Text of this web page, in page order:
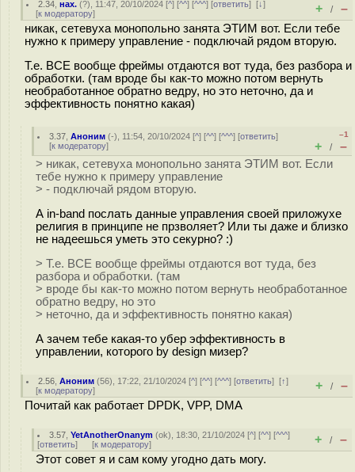
2.34 ,нах. (?), 11:47, 20/10/2024 [^] [^^] [^^^] [ответить][↓]
[к модератору] + / –
никак, сетевуха монопольно занята ЭТИМ вот. Если тебе
нужно к примеру управление - подключай рядом вторую.
Т.е. ВСЕ вообще фреймы отдаются вот туда, без разбора и
обработки. (там вроде бы как-то можно потом вернуть
необработанное обратно ведру, но это неточно, да и
эффективность понятно какая)
3.37 ,Аноним (-), 11:54, 20/10/2024 [^] [^^] [^^^] [ответить]
[к модератору]
–1
+ / –
> никак, сетевуха монопольно занята ЭТИМ вот. Если
тебе нужно к примеру управление
> - подключай рядом вторую.
А in-band послать данные управления своей приложухе
религия в принципе не прзволяет? Или ты даже и близко
не надеешься уметь это секурно? :)
> Т.е. ВСЕ вообще фреймы отдаются вот туда, без
разбора и обработки. (там
> вроде бы как-то можно потом вернуть необработанное
обратно ведру, но это
> неточно, да и эффективность понятно какая)
А зачем тебе какая-то убер эффективность в
управлении, которого by design мизер?
2.56 ,Аноним (56), 17:22, 21/10/2024 [^] [^^] [^^^] [ответить][↑]
[к модератору] + / –
Почитай как работает DPDK, VPP, DMA
3.57 ,YetAnotherOnanym (ok), 18:30, 21/10/2024 [^] [^^] [^^^]
[ответить] [к модератору] + / –
Этот совет я и сам кому угодно дать могу.